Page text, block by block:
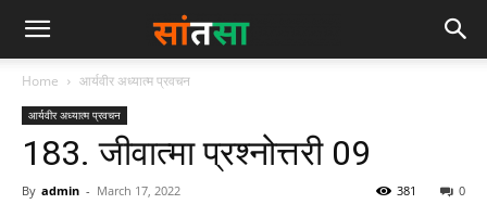
Home आर्यवीर अध्यात्म प्रवचन
आर्यवीर अध्यात्म प्रवचन
183. जीवात्मा प्रश्नोत्तरी 09
By admin - March 17, 2022 0
381